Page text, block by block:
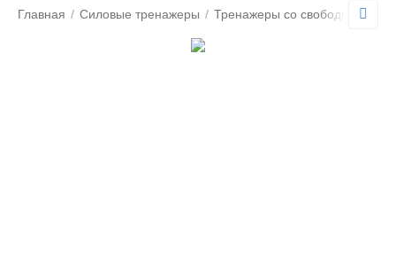
Главная / Силовые тренажеры / Тренажеры со свободным